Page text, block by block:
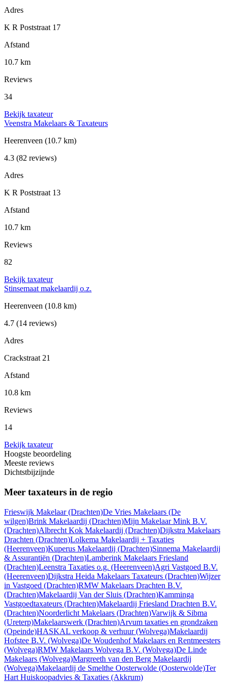
Adres
K R Poststraat 17
Afstand
10.7 km
Reviews
34
Bekijk taxateur
Veenstra Makelaars & Taxateurs
Heerenveen (10.7 km)
4.3 (82 reviews)
Adres
K R Poststraat 13
Afstand
10.7 km
Reviews
82
Bekijk taxateur
Stinsemaat makelaardij o.z.
Heerenveen (10.8 km)
4.7 (14 reviews)
Adres
Crackstraat 21
Afstand
10.8 km
Reviews
14
Bekijk taxateur
Hoogste beoordeling
Meeste reviews
Dichtstbijzijnde
Meer taxateurs in de regio
Frieswijk Makelaar(Drachten)De Vries Makelaars (De
wilgen)Brink Makelaardij (Drachten)Mijn Makelaar Mink B.V.
(Drachten)Albrecht Kok Makelaardij (Drachten)Dijkstra Makelaars
Drachten (Drachten)Lolkema Makelaardij + Taxaties
(Heerenveen)Kuperus Makelaardij (Drachten)Sinnema Makelaardij
& Assurantiën (Drachten)Lamberink Makelaars Friesland
(Drachten)Leenstra Taxaties o.g. (Heerenveen)Agri Vastgoed B.V.
(Heerenveen)Dijkstra Heida Makelaars Taxateurs (Drachten)Wijzer
in Vastgoed (Drachten)RMW Makelaars Drachten B.V.
(Drachten)Makelaardij Van der Sluis (Drachten)Kamminga
Vastgoedtaxateurs (Drachten)Makelaardij Friesland Drachten B.V.
(Drachten)Noorderlicht Makelaars (Drachten)Varwijk & Sibma
(Ureterp)Makelaarswerk (Drachten)Arvum taxaties en grondzaken
(Opeinde)HASKAL verkoop & verhuur(Wolvega)Makelaardij
Hofstee B.V. (Wolvega)De Woudenhof Makelaars en Rentmeesters
(Wolvega)RMW Makelaars Wolvega B.V. (Wolvega)De Linde
Makelaars (Wolvega)Margreeth van den Berg Makelaardij
(Wolvega)Makelaardij de Smelthe Oosterwolde (Oosterwolde)Ter
Hart Huiskoopadvies & Taxaties (Akkrum)